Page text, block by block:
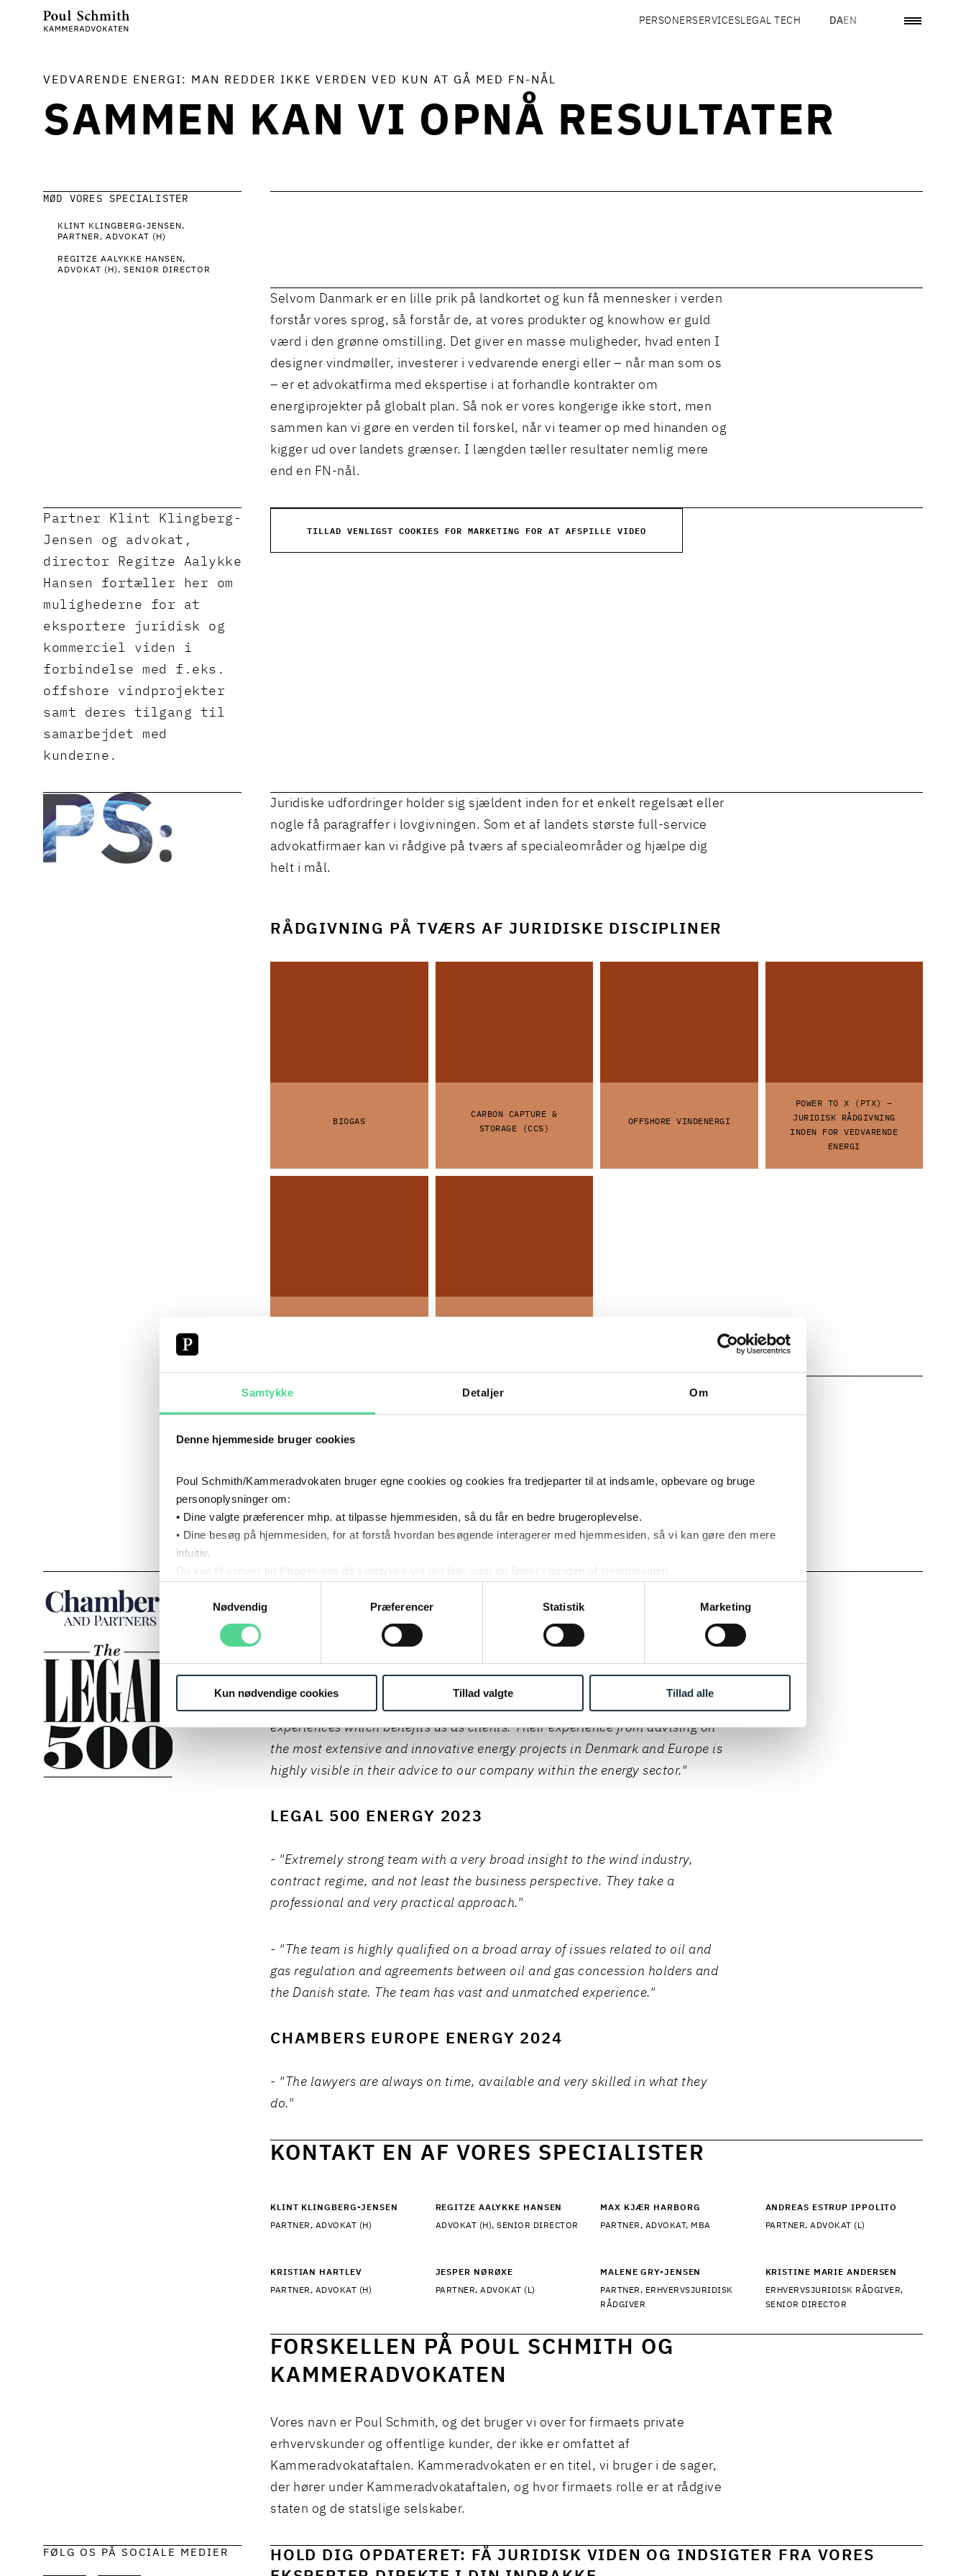
Samtykke Detaljer Om
Denne hjemmeside bruger cookies
Poul Schmith/Kammeradvokaten bruger egne cookies og cookies fra tredjeparter til at indsamle, opbevare og bruge
personoplysninger om:
• Dine valgte præferencer mhp. at tilpasse hjemmesiden, så du får en bedre brugeroplevelse.
• Dine besøg på hjemmesiden, for at forstå hvordan besøgende interagerer med hjemmesiden, så vi kan gøre den mere
intuitiv.
Du kan til enhver tid tilbagekalde dit samtykke via det link, som du finder i bunden af hjemmesiden.
Læs mere om vores behandling af personoplysninger her.
Nødvendig
Præferencer Statistik Marketing
Kun nødvendige cookies Tillad valgte Tillad alle
PERSONERSERVICESLEGAL TECH DAEN
SAMMEN KAN VI OPNÅ RESULTATER
VEDVARENDE ENERGI: MAN REDDER IKKE VERDEN VED KUN AT GÅ MED FN-NÅL
MØD VORES SPECIALISTER
KLINT KLINGBERG-JENSEN
PARTNER, ADVOKAT (H)
REGITZE AALYKKE HANSEN
ADVOKAT (H), SENIOR DIRECTOR
Selvom Danmark er en lille prik på landkortet og kun få mennesker i verden
forstår vores sprog, så forstår de, at vores produkter og knowhow er guld
værd i den grønne omstilling. Det giver en masse muligheder, hvad enten I
designer vindmøller, investerer i vedvarende energi eller – når man som os
– er et advokatfirma med ekspertise i at forhandle kontrakter om
energiprojekter på globalt plan. Så nok er vores kongerige ikke stort, men
sammen kan vi gøre en verden til forskel, når vi teamer op med hinanden og
kigger ud over landets grænser. I længden tæller resultater nemlig mere
end en FN-nål.
Partner Klint Klingberg-
Jensen og advokat,
director Regitze Aalykke
Hansen fortæller her om
mulighederne for at
eksportere juridisk og
kommerciel viden i
forbindelse med f.eks.
offshore vindprojekter
samt deres tilgang til
samarbejdet med
kunderne.
TILLAD VENLIGST COOKIES FOR MARKETING FOR AT AFSPILLE VIDEO
Juridiske udfordringer holder sig sjældent inden for et enkelt regelsæt eller
nogle få paragraffer i lovgivningen. Som et af landets største full-service
advokatfirmaer kan vi rådgive på tværs af specialeområder og hjælpe dig
helt i mål.
RÅDGIVNING PÅ TVÆRS AF JURIDISKE DISCIPLINER
BIOGAS
CARBON CAPTURE &
STORAGE (CCS)
OFFSHORE VINDENERGI
POWER TO X (PTX) –
JURIDISK RÅDGIVNING
INDEN FOR VEDVARENDE
ENERGI
SE CASES
POUL SCHMITH BISTÅR
LAGERUDBYDER VED
INDGÅELSE AF
TRANSPORT- OG
LAGERAFTALE
OMKRING ETABLERINGEN
NORDSØEN
LÆS MERE
INTERNATIONALE RANKINGS
LEGAL 500 ENERGY 2024
TIER 2
- "Poul Schmith’s team within energy is unique in their capabilities and
experiences which benefits us as clients. Their experience from advising on
the most extensive and innovative energy projects in Denmark and Europe is
highly visible in their advice to our company within the energy sector."
LEGAL 500 ENERGY 2023
- "Extremely strong team with a very broad insight to the wind industry,
contract regime, and not least the business perspective. They take a
professional and very practical approach."
- "The team is highly qualified on a broad array of issues related to oil and
gas regulation and agreements between oil and gas concession holders and
the Danish state. The team has vast and unmatched experience."
CHAMBERS EUROPE ENERGY 2024
- "The lawyers are always on time, available and very skilled in what they
do."
KONTAKT EN AF VORES SPECIALISTER
KLINT KLINGBERG-JENSEN
PARTNER, ADVOKAT (H)
REGITZE AALYKKE HANSEN
ADVOKAT (H), SENIOR DIRECTOR
MAX KJÆR HARBORG
PARTNER, ADVOKAT, MBA
ANDREAS ESTRUP IPPOLITO
PARTNER, ADVOKAT (L)
KRISTIAN HARTLEV
PARTNER, ADVOKAT (H)
JESPER NØRØXE
PARTNER, ADVOKAT (L)
MALENE GRY-JENSEN
PARTNER, ERHVERVSJURIDISK
RÅDGIVER
KRISTINE MARIE ANDERSEN
ERHVERVSJURIDISK RÅDGIVER,
SENIOR DIRECTOR
FORSKELLEN PÅ POUL SCHMITH OG
KAMMERADVOKATEN
Vores navn er Poul Schmith, og det bruger vi over for firmaets private
erhvervskunder og offentlige kunder, der ikke er omfattet af
Kammeradvokataftalen. Kammeradvokaten er en titel, vi bruger i de sager,
der hører under Kammeradvokataftalen, og hvor firmaets rolle er at rådgive
staten og de statslige selskaber.
FØLG OS PÅ SOCIALE MEDIER
HOLD DIG OPDATERET: FÅ JURIDISK VIDEN OG INDSIGTER FRA VORES